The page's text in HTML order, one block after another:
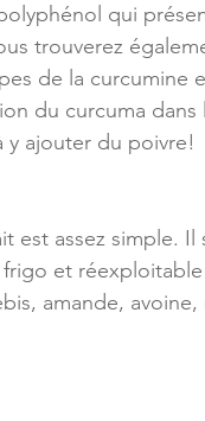
qui
trouverez
de la
du curcuma
y ajouter du poivre!
est assez simple.
frigo et
amande,